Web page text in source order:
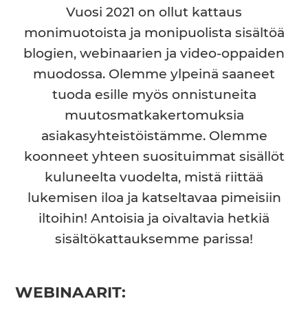
Vuosi 2021 on ollut kattaus
monimuotoista ja monipuolista sisältöä
blogien, webinaarien ja video-oppaiden
muodossa. Olemme ylpeinä saaneet
tuoda esille myös onnistuneita
muutosmatkakertomuksia
asiakasyhteistöistämme. Olemme
koonneet yhteen suosituimmat sisällöt
kuluneelta vuodelta, mistä riittää
lukemisen iloa ja katseltavaa pimeisiin
iltoihin! Antoisia ja oivaltavia hetkiä
sisältökattauksemme parissa!
WEBINAARIT: